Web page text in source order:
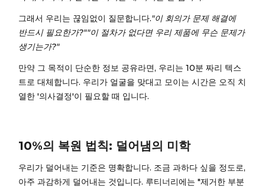
그래서 우리는 끊임없이 질문합니다."이 회의가 문제 해결에
반드시 필요한가?""이 절차가 없다면 우리 제품에 무슨 문제가
생기는가?"
만약 그 목적이 단순한 정보 공유라면, 우리는 10분 짜리 텍스
트로 대체합니다. 우리가 얼굴을 맞대고 모이는 시간은 오직 치
열한 '의사결정'이 필요할 때 입니다.
10%의 복원 법칙: 덜어냄의 미학
우리가 덜어내는 기준은 명확합니다. 조금 과하다 싶을 정도로,
아주 과감하게 덜어내는 것입니다. 루티너리에는 "제거한 부분